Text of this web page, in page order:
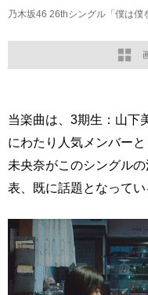
乃木坂46 26thシングル「僕は僕
当楽曲は、3期生：山下
にわたり人気メンバー
未央奈がこのシングル
表、既に話題となってい